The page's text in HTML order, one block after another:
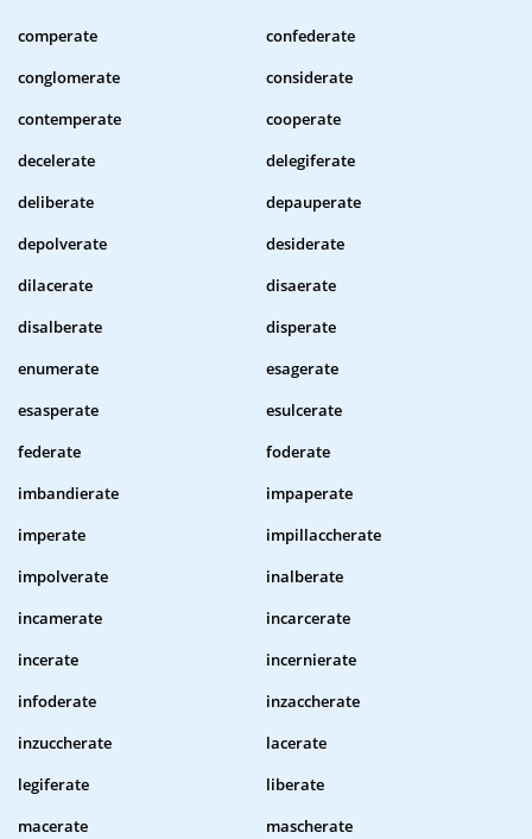
comperate
confederate
conglomerate
considerate
contemperate
cooperate
decelerate
delegiferate
deliberate
depauperate
depolverate
desiderate
dilacerate
disaerate
disalberate
disperate
enumerate
esagerate
esasperate
esulcerate
federate
foderate
imbandierate
impaperate
imperate
impillaccherate
impolverate
inalberate
incamerate
incarcerate
incerate
incernierate
infoderate
inzaccherate
inzuccherate
lacerate
legiferate
liberate
macerate
mascherate